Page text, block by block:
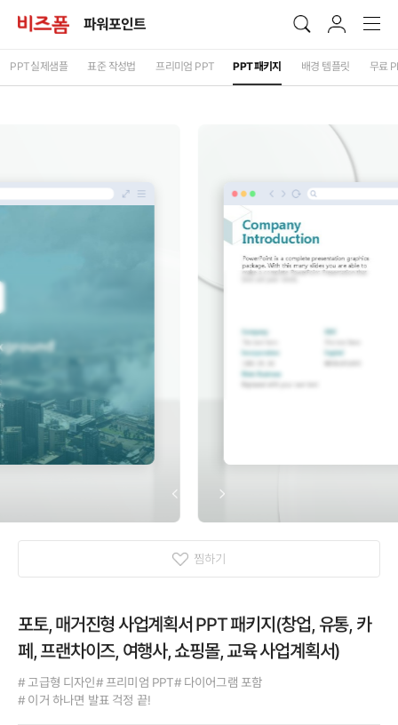
파워포인트
PPT실제샘플 표준 작성법 프리미엄 PPT PPT패키지 배경 템플릿 무료
찜하기
포토, 매거진형 사업계획서 PPT 패키지(창업, 유통, 카
페, 프랜차이즈, 여행사, 쇼핑몰, 교육 사업계획서)
# 고급형 디자인# 프리미엄 PPT# 다이어그램 포함
# 이거 하나면 발표 걱정 끝!